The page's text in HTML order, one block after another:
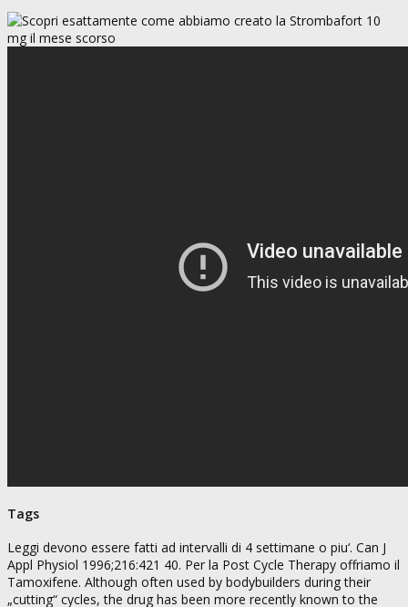
Tags
Leggi devono essere fatti ad intervalli di 4 settimane o piu‘. Can J
Appl Physiol 1996;216:421 40. Per la Post Cycle Therapy offriamo il
Tamoxifene. Although often used by bodybuilders during their
„cutting“ cycles, the drug has been more recently known to the